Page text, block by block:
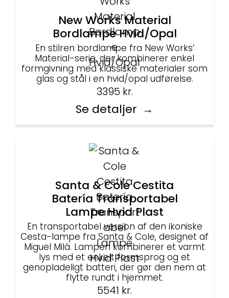
New Works Material
Bordlampe Hvid/Opal
En stilren bordlampe fra New Works’
Material-serie, der kombinerer enkel
formgivning med klassiske materialer som
glas og stål i en hvid/opal udførelse.
3395 kr.
Se detaljer
Santa & Cole Cestita
Batería Transportabel
Lampe Hvid Plast
En transportabel version af den ikoniske
Cesta-lampe fra Santa & Cole, designet af
Miguel Milá. Lampen kombinerer et varmt
lys med et enkelt formsprog og et
genopladeligt batteri, der gør den nem at
flytte rundt i hjemmet.
5541 kr.